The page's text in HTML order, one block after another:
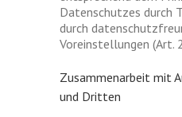
Datenschutzes durch
durch
Voreinstellungen (Art.
Zusammenarbeit mit
und Dritten